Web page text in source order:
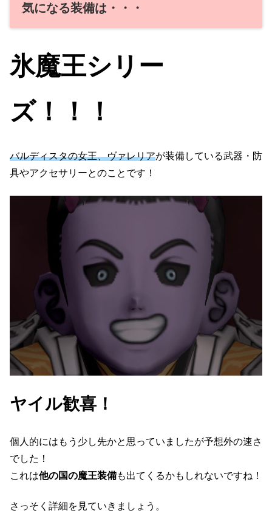
気になる装備は・・・
氷魔王シリー
ズ！！！
バルディスタの女王、ヴァレリアが装備している武器・防
具やアクセサリーとのことです！
ヤイル歓喜！
個人的にはもう少し先かと思っていましたが予想外の速さ
でした！
これは他の国の魔王装備も出てくるかもしれないですね！
さっそく詳細を見ていきましょう。